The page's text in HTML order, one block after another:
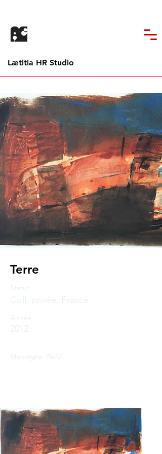
Lætitia HR Studio
Terre
Statut :
Coll. privée, France
Année :
2012
Monotype 45x32